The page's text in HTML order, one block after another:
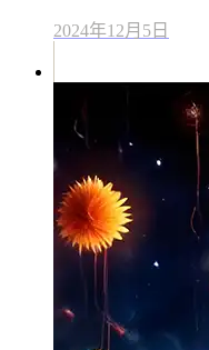
2024年12月5日